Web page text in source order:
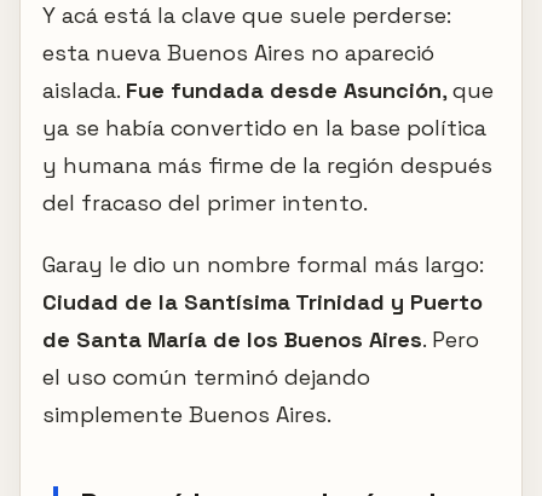
Y acá está la clave que suele perderse:
esta nueva Buenos Aires no apareció
aislada. Fue fundada desde Asunción, que
ya se había convertido en la base política
y humana más firme de la región después
del fracaso del primer intento.
Garay le dio un nombre formal más largo:
Ciudad de la Santísima Trinidad y Puerto
de Santa María de los Buenos Aires. Pero
el uso común terminó dejando
simplemente Buenos Aires.